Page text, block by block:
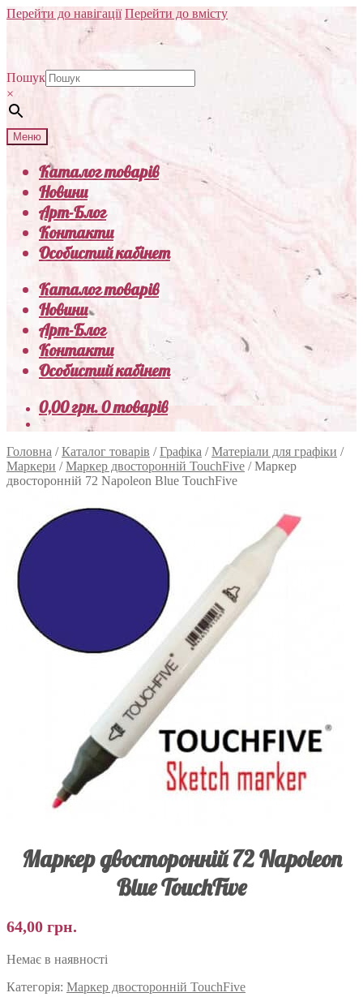
Перейти до навігації Перейти до вмісту
Пошук
×
Меню
Каталог товарів
Новини
Арт-Блог
Контакти
Особистий кабінет
Каталог товарів
Новини
Арт-Блог
Контакти
Особистий кабінет
0,00грн.0 товарів
Головна /Каталог товарів /Графіка /Матеріали для графіки /
Маркери /Маркер двосторонній TouchFive /Маркер
двосторонній 72 Napoleon Blue TouchFive
Маркер двосторонній 72 Napoleon
Blue TouchFive
64,00 грн.
Немає в наявності
Категорія: Маркер двосторонній TouchFive